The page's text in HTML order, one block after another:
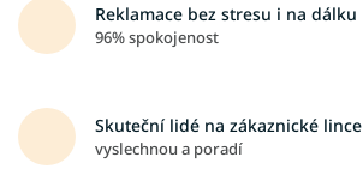
Reklamace bez stresu i na dálku
96% spokojenost
Skuteční lidé na zákaznické lince
vyslechnou a poradí